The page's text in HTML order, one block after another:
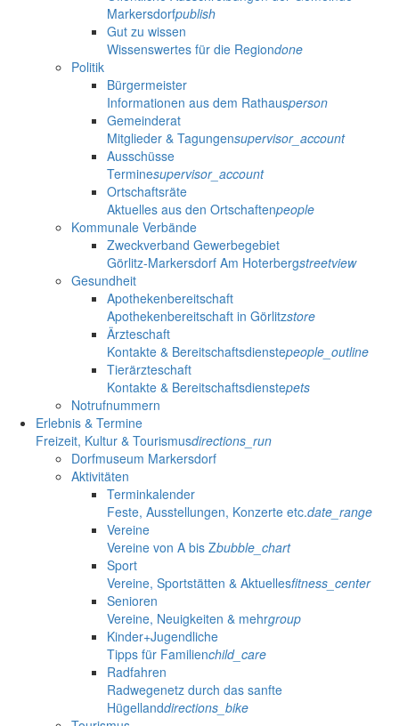
Markersdorfpublish
Gut zu wissen
Wissenswertes für die Regiondone
Politik
Bürgermeister
Informationen aus dem Rathausperson
Gemeinderat
Mitglieder & Tagungensupervisor_account
Ausschüsse
Terminesupervisor_account
Ortschaftsräte
Aktuelles aus den Ortschaftenpeople
Kommunale Verbände
Zweckverband Gewerbegebiet
Görlitz-Markersdorf Am Hoterbergstreetview
Gesundheit
Apothekenbereitschaft
Apothekenbereitschaft in Görlitzstore
Ärzteschaft
Kontakte & Bereitschaftsdienstepeople_outline
Tierärzteschaft
Kontakte & Bereitschaftsdienstepets
Notrufnummern
Erlebnis & Termine
Freizeit, Kultur & Tourismusdirections_run
Dorfmuseum Markersdorf
Aktivitäten
Terminkalender
Feste, Ausstellungen, Konzerte etc.date_range
Vereine
Vereine von A bis Zbubble_chart
Sport
Vereine, Sportstätten & Aktuellesfitness_center
Senioren
Vereine, Neuigkeiten & mehrgroup
Kinder+Jugendliche
Tipps für Familienchild_care
Radfahren
Radwegenetz durch das sanfte
Hügellanddirections_bike